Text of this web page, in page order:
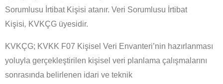
Sorumlusu İrtibat Kişisi atanır. Veri Sorumlusu İrtibat
Kişisi, KVKÇG üyesidir.
KVKÇG; KVKK F07 Kişisel Veri Envanteri’nin hazırlanması
yoluyla gerçekleştirilen kişisel veri planlama çalışmalarını
sonrasında belirlenen idari ve teknik